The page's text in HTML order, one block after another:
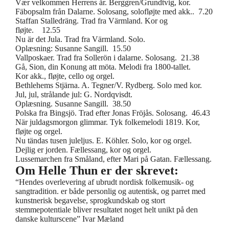
Vær velkommen Herrens år. Berggren/Grundtvig, kor.
Fäbopsalm från Dalarne. Solosang, solofløjte med akk.. 7.20
Staffan Stalledräng. Trad fra Värmland. Kor og
fløjte. 12.55
Nu är det Jula. Trad fra Värmland. Solo.
Oplæsning: Susanne Sangill. 15.50
Vallposkaer. Trad fra Sollerön i dalarne. Solosang. 21.38
Gå, Sion, din Konung att möta. Melodi fra 1800-tallet.
Kor akk., fløjte, cello og orgel.
Bethlehems Stjärna. A. Tegner/V. Rydberg. Solo med kor.
Jul, jul, strålande jul: G. Nordqvisdt.
Oplæsning. Susanne Sangill. 38.50
Polska fra Bingsjö. Trad efter Jonas Fröjås. Solosang. 46.43
När juldagsmorgon glimmar. Tyk folkemelodi 1819. Kor,
fløjte og orgel.
Nu tändas tusen juleljus. E. Köhler. Solo, kor og orgel.
Dejlig er jorden. Fællessang, kor og orgel.
Lussemarchen fra Småland, efter Mari på Gatan. Fællessang.
Om Helle Thun er der skrevet:
“Hendes overlevering af ubrudt nordisk folkemusik- og
sangtradition. er både personlig og autentisk, og parret med
kunstnerisk begavelse, sprogkundskab og stort
stemmepotentiale bliver resultatet noget helt unikt på den
danske kulturscene” Ivar Mæland